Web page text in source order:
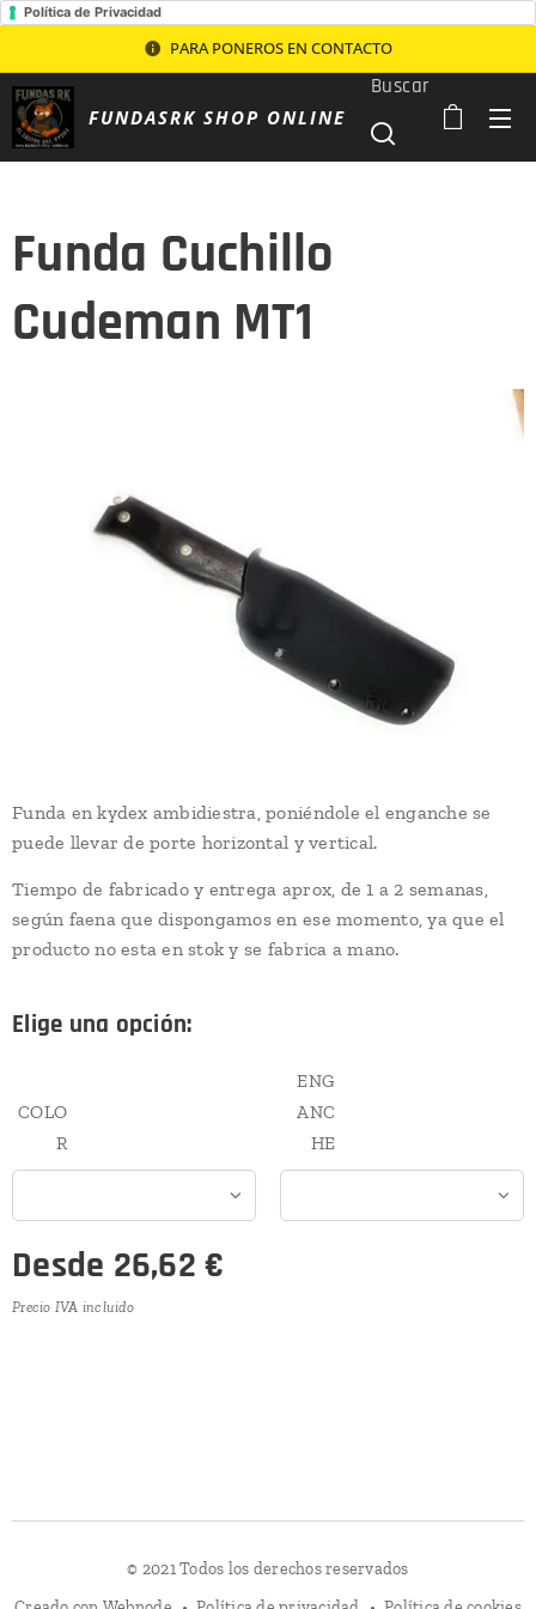
Política de Privacidad
PARA PONEROS EN CONTACTO
FUNDASRK SHOP ONLINE
Buscar
Funda Cuchillo
Cudeman MT1
Funda en kydex ambidiestra, poniéndole el enganche se
puede llevar de porte horizontal y vertical.
Tiempo de fabricado y entrega aprox, de 1 a 2 semanas,
según faena que dispongamos en ese momento, ya que el
producto no esta en stok y se fabrica a mano.
Elige una opción:
COLO
R
ENG
ANC
HE
Desde 26,62 €
Precio IVA incluido
© 2021 Todos los derechos reservados